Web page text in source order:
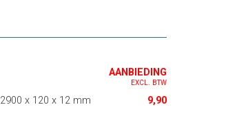
AANBIEDING
EXCL. BTW
2900 x 120 x 12 mm 9,90